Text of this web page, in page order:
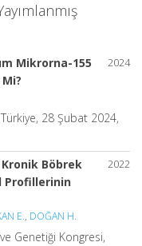
2024
Mikrorna-155
28 Şubat 2024,
2022
Böbrek
Profillerinin
E., DOĞAN H.
Genetiği Kongresi,